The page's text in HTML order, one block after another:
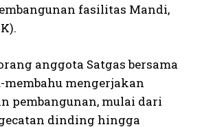
fasilitas Mandi,
anggota Satgas bersama
membahu mengerjakan
pembangunan, mulai dari
dinding hingga